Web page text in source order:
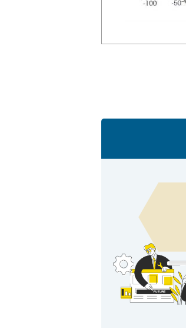
Language：日本語／English